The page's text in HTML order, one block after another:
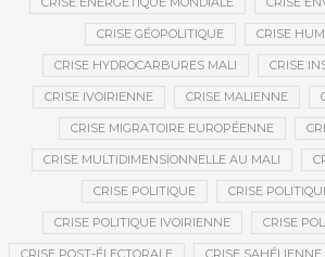
CRISE GÉOPOLITIQUE CRISE
CRISE HYDROCARBURES MALI CRISE
CRISE IVOIRIENNE CRISE MALIENNE
CRISE MIGRATOIRE EUROPÉENNE
CRISE MULTIDIMENSIONNELLE AU MALI
CRISE POLITIQUE CRISE
CRISE POLITIQUE IVOIRIENNE CRISE
CRISE POST-ÉLECTORALE CRISE SAHÉLIENNE